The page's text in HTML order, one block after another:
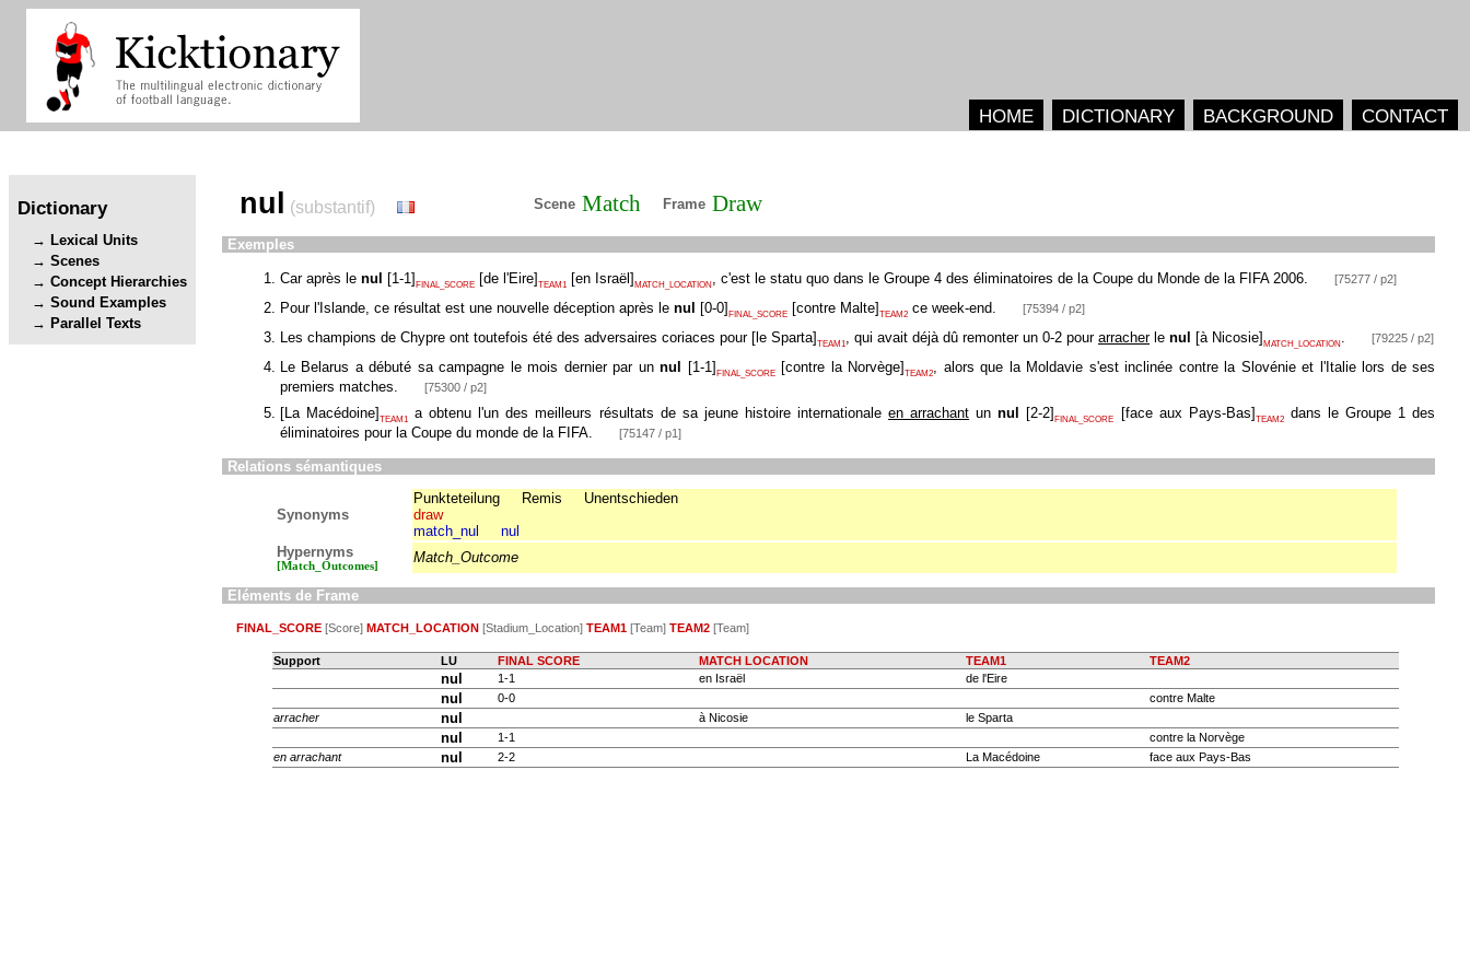
HOME DICTIONARY BACKGROUND CONTACT
Dictionary
Lexical Units
Scenes
Concept Hierarchies
Sound Examples
Parallel Texts
nul (substantif) Scene Match Frame Draw
Exemples
Car après le nul [1-1] FINAL_SCORE [de l'Eire] TEAM1 [en Israël ] MATCH_LOCATION , c'est le statu quo dans le Groupe 4 des éliminatoires de la Coupe du Monde de la FIFA 2006. [75277 / p2]
Pour l'Islande, ce résultat est une nouvelle déception après le nul [0-0] FINAL_SCORE [contre Malte] TEAM2 ce week-end. [75394 / p2]
Les champions de Chypre ont toutefois été des adversaires coriaces pour [ le Sparta] TEAM1 , qui avait déjà dû remonter un 0-2 pour arracherle nul [à Nicosie] MATCH_LOCATION . [79225 / p2]
Le Belarus a débuté sa campagne le mois dernier par unnul [1-1] FINAL_SCORE [contre la Norvège]TEAM2, alors que la Moldavie s'est inclinée contre la Slovénie et l'Italie lors de ses
premiers matches.
[75300 / p2]
[La Macédoine]TEAM1 a obtenu l'un des meilleurs résultats de sa jeune histoire internationaleen arrachant unnul [2-2]FINAL_SCORE [face aux Pays-Bas] TEAM2dans le Groupe 1 des
éliminatoires pour la Coupe du monde de la FIFA.
[75147 / p1]
Relations sémantiques
Synonyms
Punkteteilung Remis
Unentschieden
draw
match_nul
nul
Hypernyms
[Match_Outcomes]
Match_Outcome
Eléments de Frame
FINAL_SCORE [Score] MATCH_LOCATION [Stadium_Location] TEAM1 [Team] TEAM2 [Team]
Support LU FINAL SCORE MATCH LOCATION TEAM1 TEAM2
nul 1-1 en Israël de l'Eire
nul 0-0
contre Malte
arracher
nul à Nicosie le Sparta
nul 1-1
contre la Norvège
en arrachant
nul 2-2 La Macédoine face aux Pays-Bas